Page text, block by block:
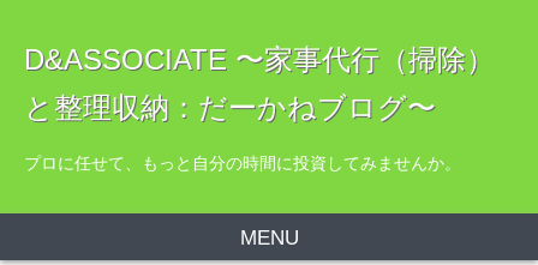
D&ASSOCIATE 〜家事代行（掃除）
と整理収納：だーかねブログ〜
プロに任せて、もっと自分の時間に投資してみませんか。
MENU